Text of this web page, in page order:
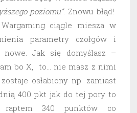
poziomu”. Znowu błąd!
ciągle miesza w
parametry czołgów i
nowe. Jak się domyślasz –
bo X, to… nie masz z nimi
osłabiony np. zamiast
400 pkt jak do tej pory to
raptem 340 punktów co